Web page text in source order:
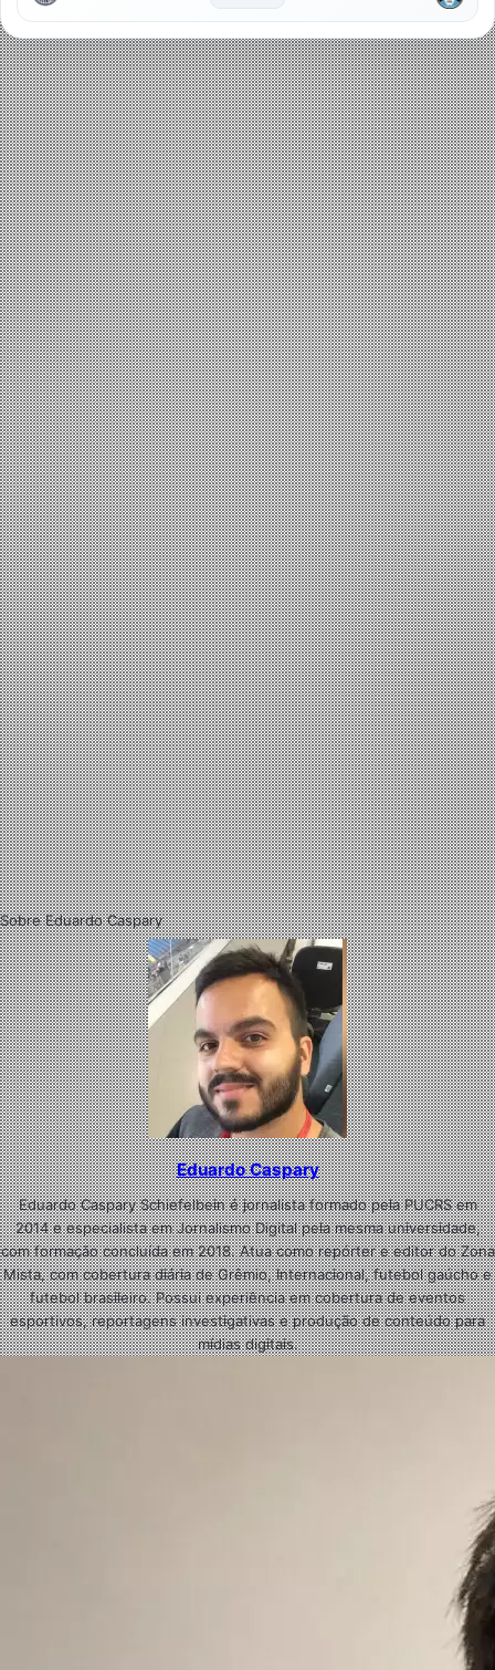
Sobre Eduardo Caspary
Eduardo Caspary
Eduardo Caspary Schiefelbein é jornalista formado pela PUCRS em
2014 e especialista em Jornalismo Digital pela mesma universidade,
com formação concluída em 2018. Atua como repórter e editor do Zona
Mista, com cobertura diária de Grêmio, Internacional, futebol gaúcho e
futebol brasileiro. Possui experiência em cobertura de eventos
esportivos, reportagens investigativas e produção de conteúdo para
mídias digitais.